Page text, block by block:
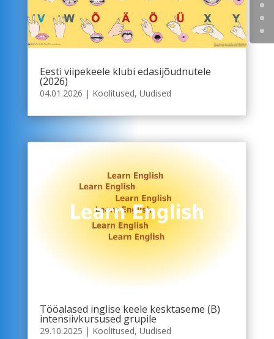
Eesti viipekeele klubi edasijõudnutele
(2026)
04.01.2026 | Koolitused, Uudised
Tööalased inglise keele kesktaseme (B)
intensiivkursused grupile
29.10.2025 | Koolitused, Uudised